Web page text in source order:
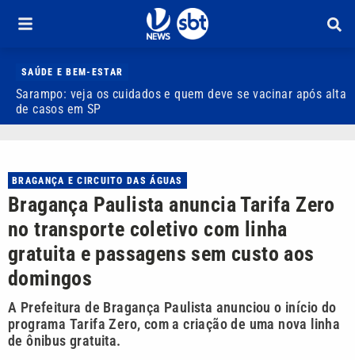
SAÚDE E BEM-ESTAR
Sarampo: veja os cuidados e quem deve se vacinar após alta
de casos em SP
BRAGANÇA E CIRCUITO DAS ÁGUAS
Bragança Paulista anuncia Tarifa Zero
no transporte coletivo com linha
gratuita e passagens sem custo aos
domingos
A Prefeitura de Bragança Paulista anunciou o início do
programa Tarifa Zero, com a criação de uma nova linha
de ônibus gratuita.